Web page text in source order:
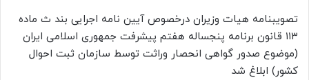
تصویبنامه هیات وزیران درخصوص آیین نامه اجرایی بند ث ماده
۱۱۳ قانون برنامه پنجساله هفتم پیشرفت جمهوری اسلامی ایران
(موضوع صدور گواهی انحصار وراثت توسط سازمان ثبت احوال
کشور) ابلاغ شد